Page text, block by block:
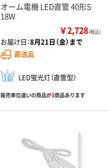
オーム電機 LED直管 40形S
18W
￥2,728（税込）
お届け日：8月21日（金）まで
直送品
LED蛍光灯（直管型）
販売単位違いの商品が3商品あります